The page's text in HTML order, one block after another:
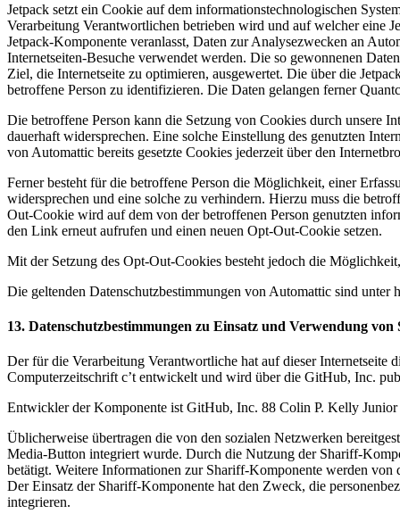
Jetpack setzt ein Cookie auf dem informationstechnologischen
Verarbeitung Verantwortlichen betrieben wird und auf welcher eine
Jetpack-Komponente veranlasst, Daten zur Analysezwecken an
Internetseiten-Besuche verwendet werden. Die so gewonnenen
Ziel, die Internetseite zu optimieren, ausgewertet. Die über die
betroffene Person zu identifizieren. Die Daten gelangen ferner
Die betroffene Person kann die Setzung von Cookies durch unsere
dauerhaft widersprechen. Eine solche Einstellung des genutzten
von Automattic bereits gesetzte Cookies jederzeit über den
Ferner besteht für die betroffene Person die Möglichkeit, einer
widersprechen und eine solche zu verhindern. Hierzu muss die
Out-Cookie wird auf dem von der betroffenen Person genutzten
den Link erneut aufrufen und einen neuen Opt-Out-Cookie setzen.
Mit der Setzung des Opt-Out-Cookies besteht jedoch die
Die geltenden Datenschutzbestimmungen von Automattic sind
13. Datenschutzbestimmungen zu Einsatz und Verwendung von
Der für die Verarbeitung Verantwortliche hat auf dieser
Computerzeitschrift c’t entwickelt und wird über die GitHub, Inc.
Entwickler der Komponente ist GitHub, Inc. 88 Colin P. Kelly
Üblicherweise übertragen die von den sozialen Netzwerken
Media-Button integriert wurde. Durch die Nutzung der Shariff-
betätigt. Weitere Informationen zur Shariff-Komponente werden
Der Einsatz der Shariff-Komponente hat den Zweck, die
integrieren.